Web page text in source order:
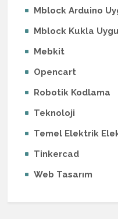
Mblock Arduino
Mblock Kukla
Mebkit
Opencart
Robotik Kodlama
Teknoloji
Temel Elektrik
Tinkercad
Web Tasarım